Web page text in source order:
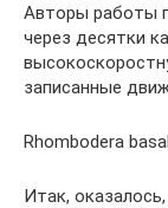
Авторы работы
через десятки
записанные
Rhombodera
Итак,